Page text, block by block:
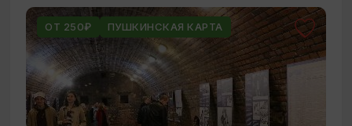
ОТ 250₽ ПУШКИНСКАЯ КАРТА